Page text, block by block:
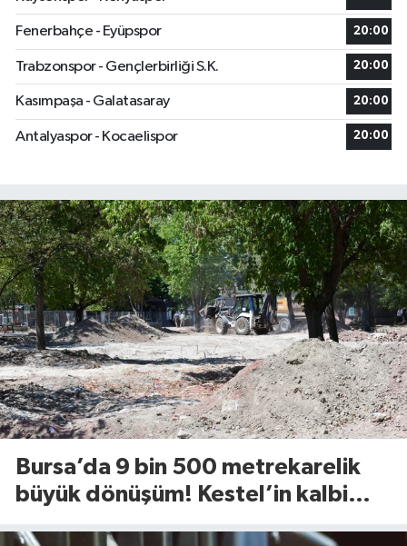
Fenerbahçe - Eyüpspor 20:00
Trabzonspor - Gençlerbirliği S.K. 20:00
Kasımpaşa - Galatasaray 20:00
Antalyaspor - Kocaelispor 20:00
Bursa’da 9 bin 500 metrekarelik
büyük dönüşüm! Kestel’in kalbi